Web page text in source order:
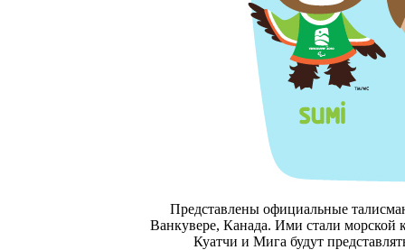
Представлены официальные
Ванкувере, Канада. Ими стали
Куатчи и Мига будут